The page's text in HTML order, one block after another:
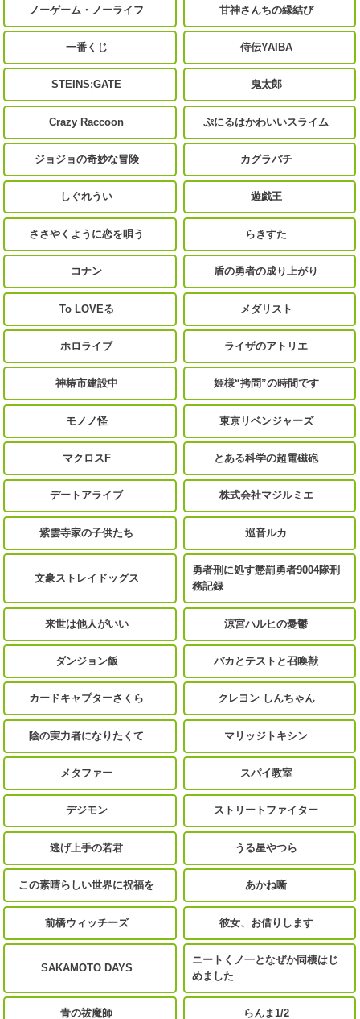
ノーゲーム・ノーライフ 甘神さんちの縁結び
一番くじ 侍伝YAIBA
STEINS;GATE 鬼太郎
Crazy Raccoon ぷにるはかわいいスライム
ジョジョの奇妙な冒険 カグラバチ
しぐれうい 遊戯王
ささやくように恋を唄う らきすた
コナン 盾の勇者の成り上がり
To LOVEる メダリスト
ホロライブ ライザのアトリエ
神椿市建設中 姫様“拷問”の時間です
モノノ怪 東京リベンジャーズ
マクロスF とある科学の超電磁砲
デートアライブ 株式会社マジルミエ
紫雲寺家の子供たち 巡音ルカ
文豪ストレイドッグス
勇者刑に処す懲罰勇者9004隊刑
務記録
来世は他人がいい 涼宮ハルヒの憂鬱
ダンジョン飯 バカとテストと召喚獣
カードキャプターさくら クレヨン しんちゃん
陰の実力者になりたくて マリッジトキシン
メタファー スパイ教室
デジモン ストリートファイター
逃げ上手の若君 うる星やつら
この素晴らしい世界に祝福を あかね噺
前橋ウィッチーズ 彼女、お借りします
SAKAMOTO DAYS
ニートくノ一となぜか同棲はじ
めました
青の祓魔師 らんま1/2